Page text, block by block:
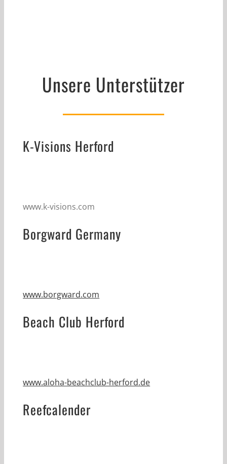
Unsere Unterstützer
K-Visions Herford
www.k-visions.com
Borgward Germany
www.borgward.com
Beach Club Herford
www.aloha-beachclub-herford.de
Reefcalender